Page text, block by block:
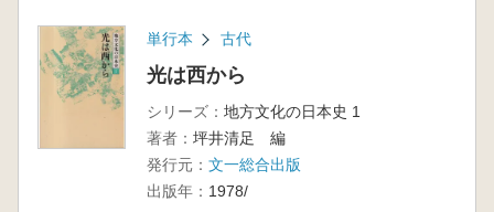
単行本 古代
光は西から
シリーズ： 地方文化の日本史 1
著者： 坪井清足 編
発行元： 文一総合出版
出版年： 1978/